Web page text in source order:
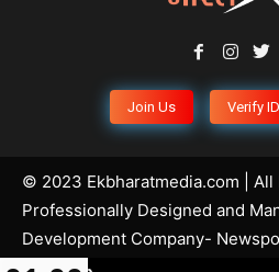
Join Us Verify ID
© 2023 Ekbharatmedia.com | All
Professionally Designed and
Development Company-